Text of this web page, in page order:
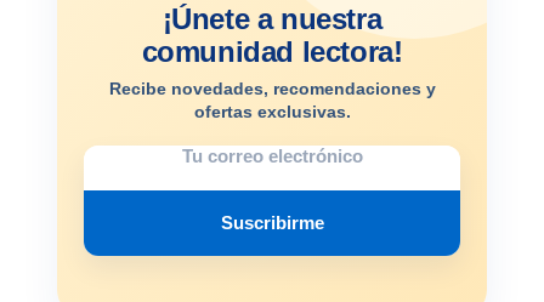
¡Únete a nuestra
comunidad lectora!
Recibe novedades, recomendaciones y
ofertas exclusivas.
Suscribirme